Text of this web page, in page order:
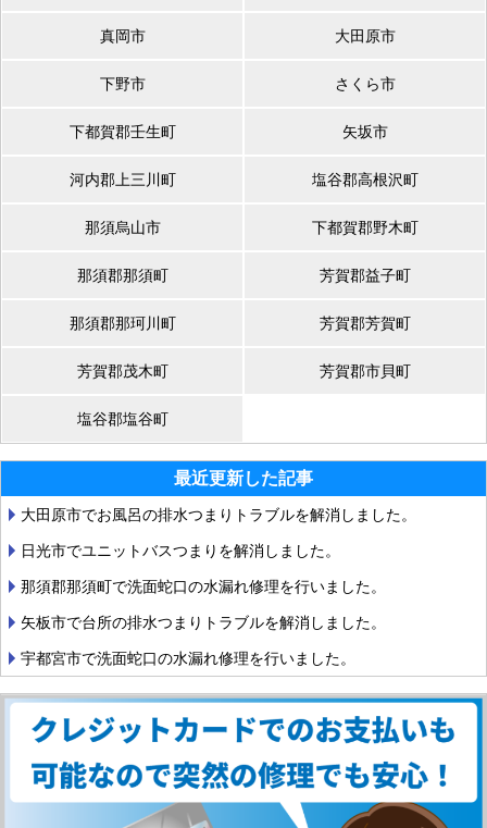
真岡市 大田原市
下野市 さくら市
下都賀郡壬生町 矢坂市
河内郡上三川町 塩谷郡高根沢町
那須烏山市 下都賀郡野木町
那須郡那須町 芳賀郡益子町
那須郡那珂川町 芳賀郡芳賀町
芳賀郡茂木町 芳賀郡市貝町
塩谷郡塩谷町
最近更新した記事
大田原市でお風呂の排水つまりトラブルを解消しました。
日光市でユニットバスつまりを解消しました。
那須郡那須町で洗面蛇口の水漏れ修理を行いました。
矢板市で台所の排水つまりトラブルを解消しました。
宇都宮市で洗面蛇口の水漏れ修理を行いました。